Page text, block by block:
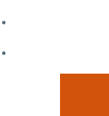
entradas